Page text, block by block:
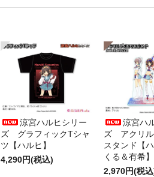
涼宮ハルヒシリー
ズ グラフィックTシャ
ツ【ハルヒ】
4,290円(税込)
涼宮ハ
ズ アクリル
スタンド【
くる＆有希】
2,970円(税